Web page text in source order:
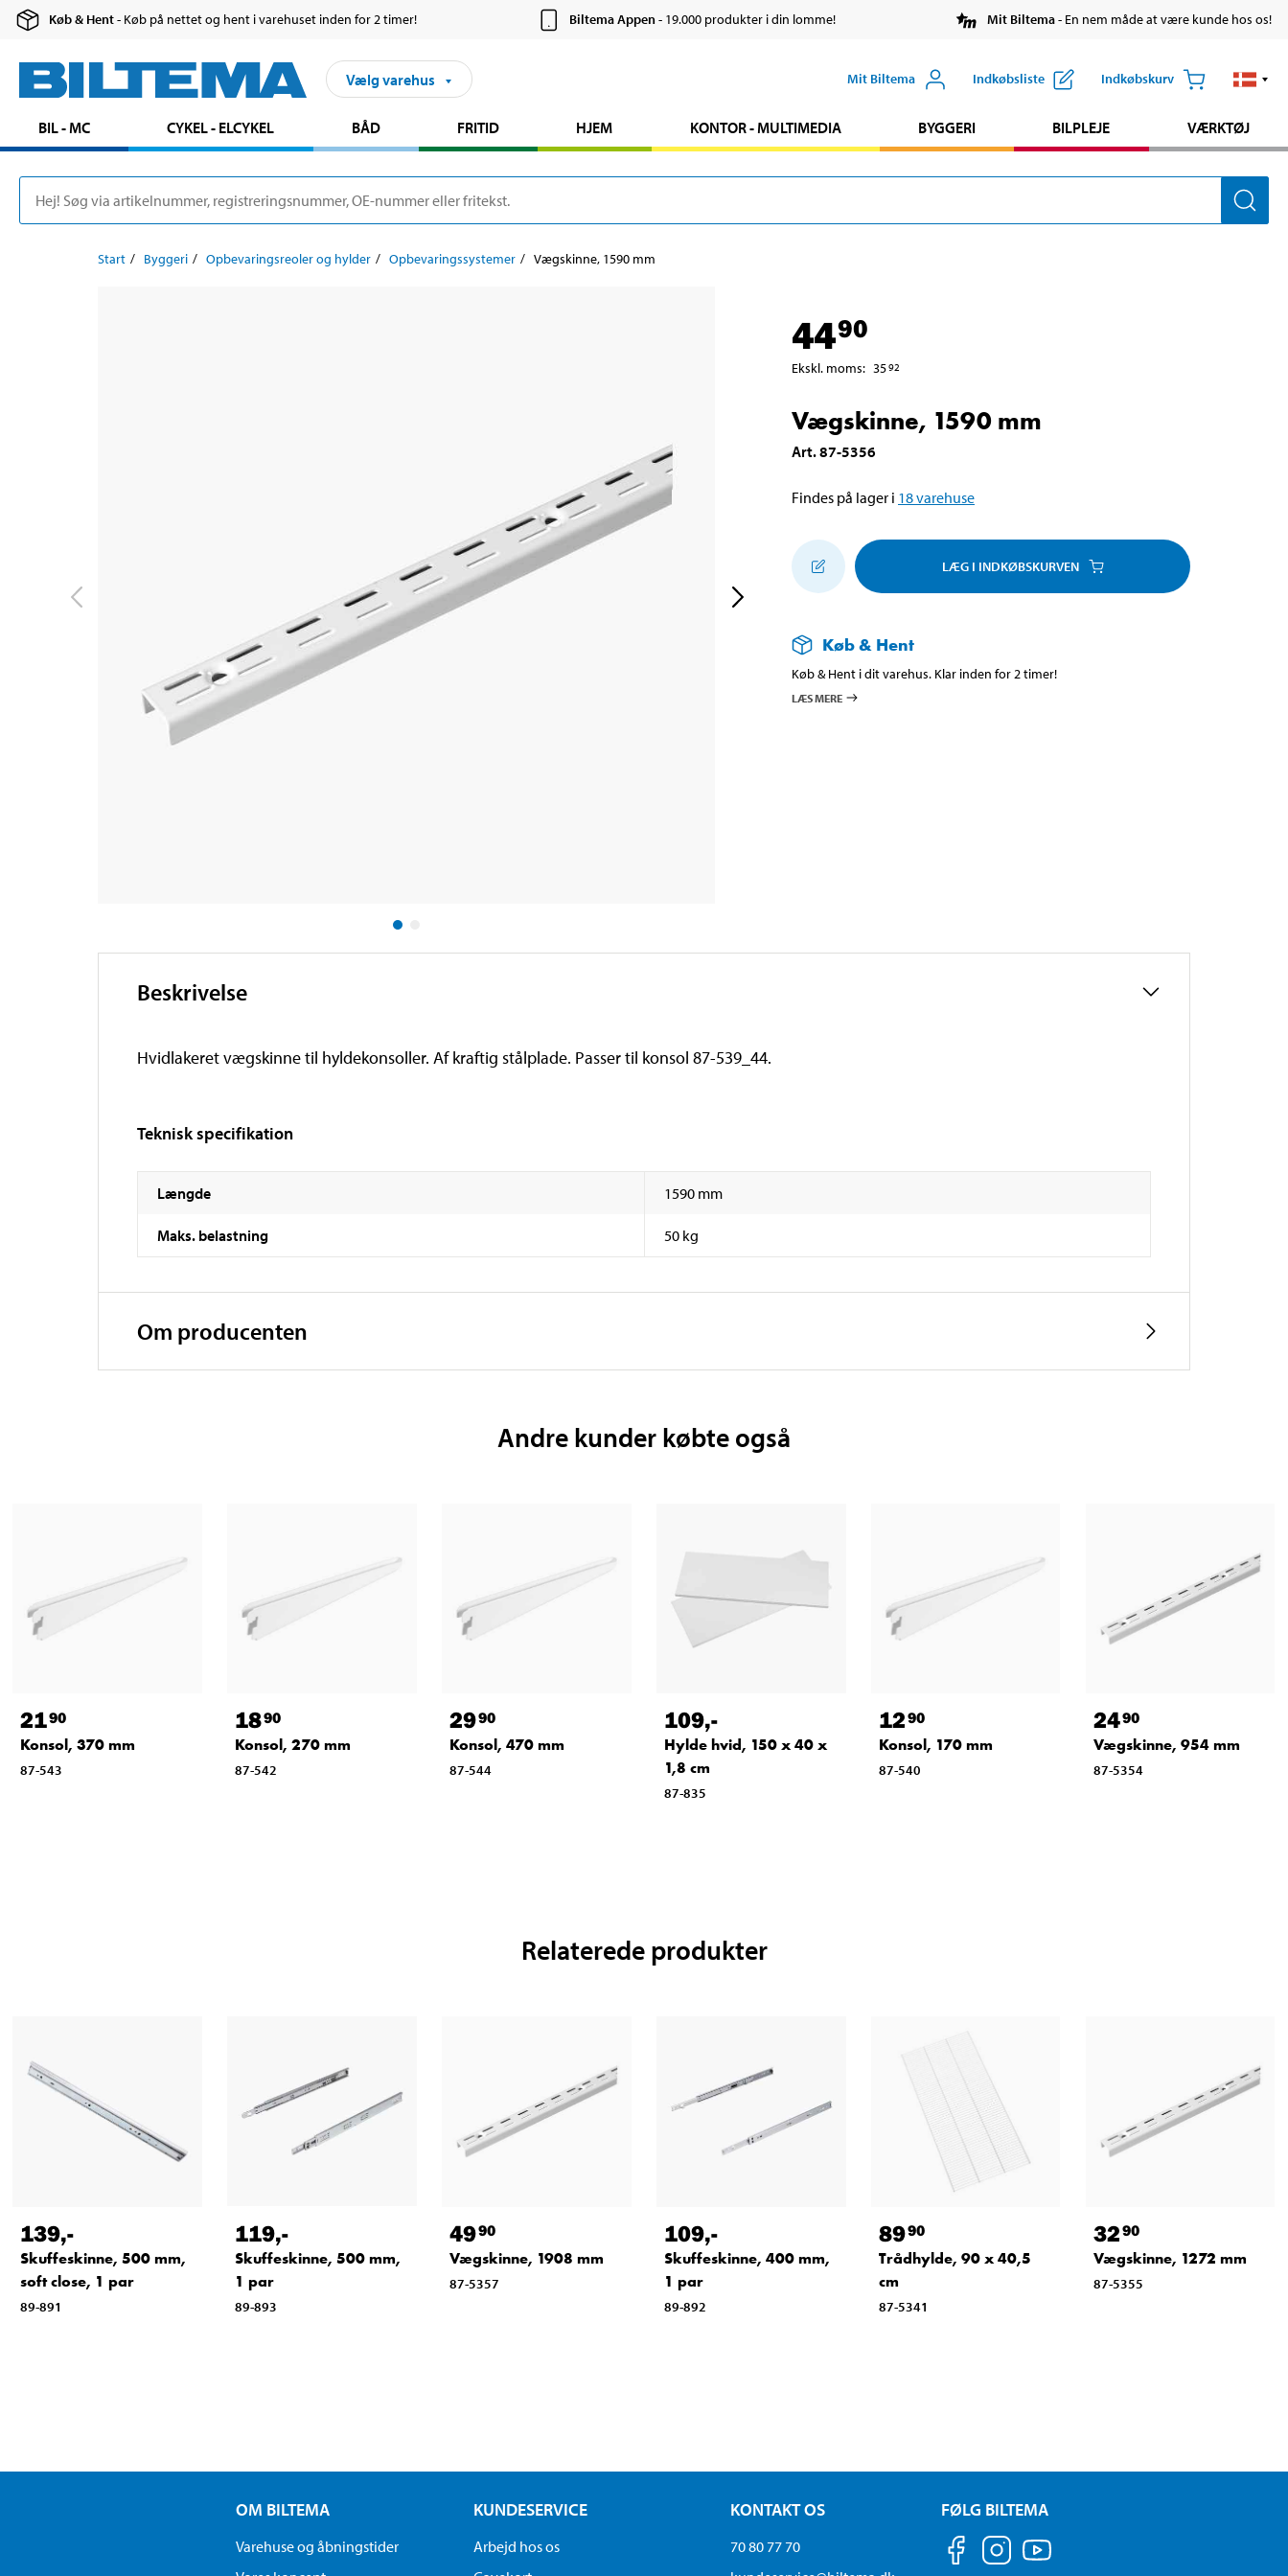
Køb & Hent- Køb på nettet og hent i varehuset inden for 2 timer! Biltema Appen- 19.000 produkter i din lomme! Mit Biltema- En nem måde at være kunde hos os!
Vælg varehus Mit Biltema Indkøbsliste Indkøbskurv
BIL - MC CYKEL - ELCYKEL BÅD FRITID HJEM KONTOR - MULTIMEDIA BYGGERI BILPLEJE VÆRKTØJ
Start Byggeri Opbevaringsreoler og hylder Opbevaringssystemer Vægskinne, 1590 mm
4490
Ekskl. moms: 3592
Vægskinne, 1590 mm
Art.87-5356
Findes på lager i 18varehuse
LÆG I INDKØBSKURVEN
Køb & Hent
Køb & Hent i dit varehus. Klar inden for 2 timer!
LÆS MERE
Beskrivelse
Hvidlakeret vægskinne til hyldekonsoller. Af kraftig stålplade. Passer til konsol 87-539_44.
Teknisk specifikation
Længde 1590 mm
Maks. belastning 50 kg
Om producenten
Andre kunder købte også
2190
Konsol, 370 mm
87-543
1890
Konsol, 270 mm
87-542
2990
Konsol, 470 mm
87-544
109,-
Hylde hvid, 150 x 40 x
1,8 cm
87-835
1290
Konsol, 170 mm
87-540
2490
Vægskinne, 954 mm
87-5354
Relaterede produkter
139,-
Skuffeskinne, 500 mm,
soft close, 1 par
89-891
119,-
Skuffeskinne, 500 mm,
1 par
89-893
4990
Vægskinne, 1908 mm
87-5357
109,-
Skuffeskinne, 400 mm,
1 par
89-892
8990
Trådhylde, 90 x 40,5
cm
87-5341
3290
Vægskinne, 1272 mm
87-5355
OM BILTEMA
Varehuse og åbningstider
KUNDESERVICE
Arbejd hos os
KONTAKT OS
70 80 77 70
FØLG BILTEMA